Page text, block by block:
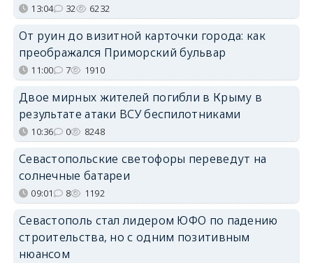
13:04 32 6232
От руин до визитной карточки города: как
преображался Приморский бульвар
11:00 7 1910
Двое мирных жителей погибли в Крыму в
результате атаки ВСУ беспилотниками
10:36 0 8248
Севастопольские светофоры переведут на
солнечные батареи
09:01 8 1192
Севастополь стал лидером ЮФО по падению
строительства, но с одним позитивным
нюансом